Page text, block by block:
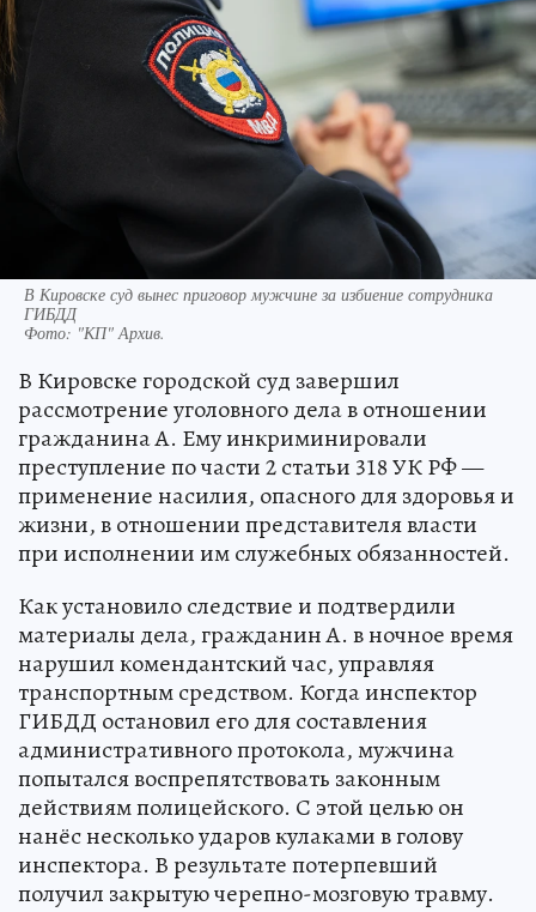
В Кировске суд вынес приговор мужчине за избиение сотрудника
ГИБДД
Фото: "КП" Архив.
В Кировске городской суд завершил
рассмотрение уголовного дела в отношении
гражданина А. Ему инкриминировали
преступление по части 2 статьи 318 УК РФ —
применение насилия, опасного для здоровья и
жизни, в отношении представителя власти
при исполнении им служебных обязанностей.
Как установило следствие и подтвердили
материалы дела, гражданин А. в ночное время
нарушил комендантский час, управляя
транспортным средством. Когда инспектор
ГИБДД остановил его для составления
административного протокола, мужчина
попытался воспрепятствовать законным
действиям полицейского. С этой целью он
нанёс несколько ударов кулаками в голову
инспектора. В результате потерпевший
получил закрытую черепно-мозговую травму.